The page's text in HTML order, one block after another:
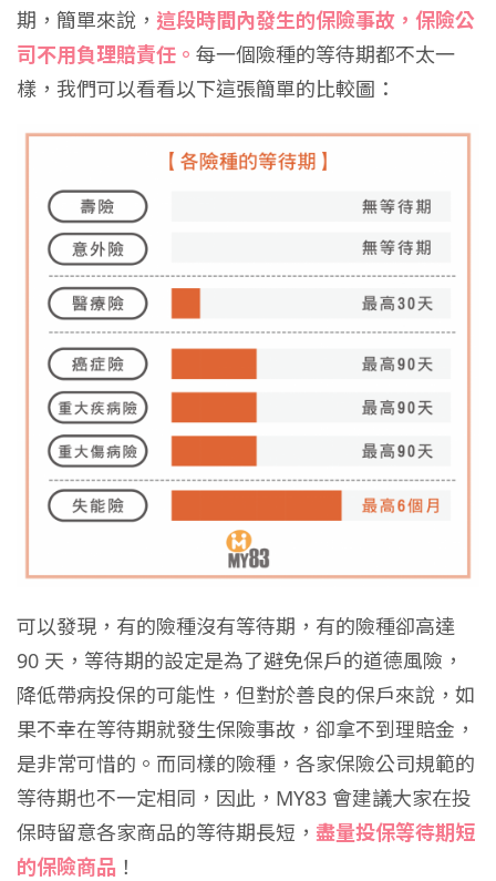
期，簡單來說， 這段時間內發生的保險事故，保險公
司不用負理賠責任。 每一個險種的等待期都不太一
樣，我們可以看看以下這張簡單的比較圖：
可以發現，有的險種沒有等待期，有的險種卻高達
90 天，等待期的設定是為了避免保戶的道德風險，
降低帶病投保的可能性，但對於善良的保戶來說，如
果不幸在等待期就發生保險事故，卻拿不到理賠金，
是非常可惜的。而同樣的險種，各家保險公司規範的
等待期也不一定相同，因此，MY83 會建議大家在投
保時留意各家商品的等待期長短， 盡量投保等待期短
的保險商品 ！